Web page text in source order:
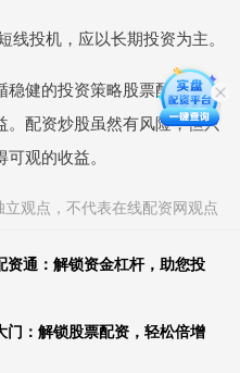
投机，应以长期投资为主。
健的投资策略股票配资平台
配资炒股虽然有风险，但只
观的收益。
观点，不代表在线配资网观点
资通：解锁资金杠杆，助您投
门：解锁股票配资，轻松倍增